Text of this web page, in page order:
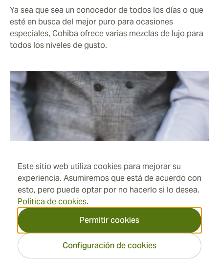
Este sitio web utiliza cookies para mejorar su
experiencia. Asumiremos que está de acuerdo con
esto, pero puede optar por no hacerlo si lo desea.
Política de cookies.
Permitir cookies
Configuración de cookies
Ya sea que sea un conocedor de todos los días o que
esté en busca del mejor puro para ocasiones
especiales, Cohiba ofrece varias mezclas de lujo para
todos los niveles de gusto.